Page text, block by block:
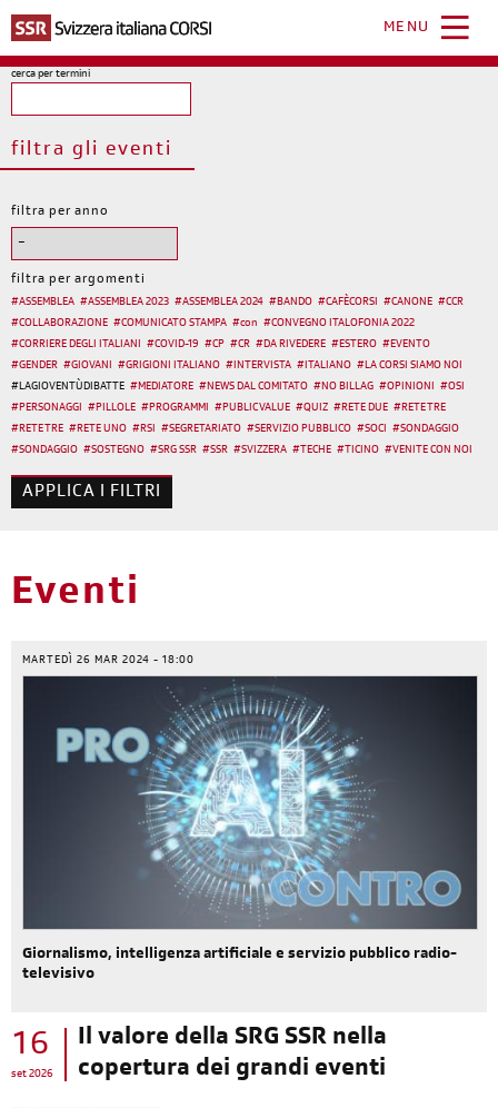
contenuto
principale
MENU
cerca per termini
filtra gli eventi
filtra per anno
filtra per argomenti
#ASSEMBLEA #ASSEMBLEA 2023 #ASSEMBLEA 2024 #BANDO #CAFÈCORSI #CANONE #CCR
#COLLABORAZIONE #COMUNICATO STAMPA #con #CONVEGNO ITALOFONIA 2022
#CORRIERE DEGLI ITALIANI #COVID-19 #CP #CR #DA RIVEDERE #ESTERO #EVENTO
#GENDER #GIOVANI #GRIGIONI ITALIANO #INTERVISTA #ITALIANO #LA CORSI SIAMO NOI
#LAGIOVENTÙDIBATTE #MEDIATORE #NEWS DAL COMITATO #NO BILLAG #OPINIONI #OSI
#PERSONAGGI #PILLOLE #PROGRAMMI #PUBLIC VALUE #QUIZ #RETE DUE #RETE TRE
#RETE TRE #RETE UNO #RSI #SEGRETARIATO #SERVIZIO PUBBLICO #SOCI #SONDAGGIO
#SONDAGGIO #SOSTEGNO #SRG SSR #SSR #SVIZZERA # TECHE # TICINO #VENITE CON NOI
Eventi
MARTEDÌ 26 MAR 2024 - 18:00
Giornalismo, intelligenza artificiale e servizio pubblico radio-
televisivo
16
set 2026
Il valore della SRG SSR nella
copertura dei grandi eventi